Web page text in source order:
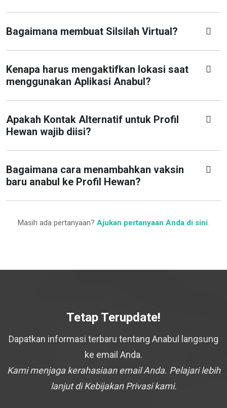
Bagaimana membuat Silsilah Virtual?
Kenapa harus mengaktifkan lokasi saat
menggunakan Aplikasi Anabul?
Apakah Kontak Alternatif untuk Profil
Hewan wajib diisi?
Bagaimana cara menambahkan vaksin
baru anabul ke Profil Hewan?
Masih ada pertanyaan? Ajukan pertanyaan Anda di sini.
Tetap Terupdate!
Dapatkan informasi terbaru tentang Anabul langsung
ke email Anda.
Kami menjaga kerahasiaan email Anda. Pelajari lebih
lanjut di Kebijakan Privasi kami.